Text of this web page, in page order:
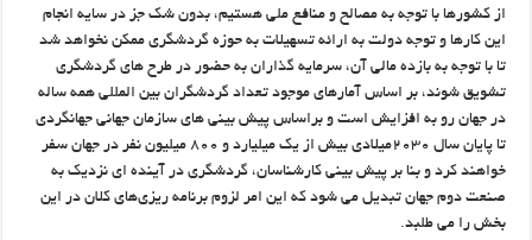
از کشورها با توجه به مصالح و منافع ملی هستیم، بدون شک جز در سایه انجام
این کارها و توجه دولت به ارائه تسهیلات به حوزه گردشگری ممکن نخواهد شد
تا با توجه به بازده مالی آن، سرمایه گذاران به حضور در طرح های گردشگری
تشویق شوند، بر اساس آمارهای موجود تعداد گردشگران بین المللی همه ساله
در جهان رو به افزایش است و براساس پیش بینی های سازمان جهانی جهانگردی
تا پایان سال ۲۰۳۰میلادی بیش از یک میلیارد و ۸۰۰ میلیون نفر در جهان سفر
خواهند کرد و بنا بر پیش بینی کارشناسان، گردشگری در آینده ای نزدیک به
صنعت دوم جهان تبدیل می شود که این امر لزوم برنامه ریزی‌های کلان در این
بخش را می طلبد.